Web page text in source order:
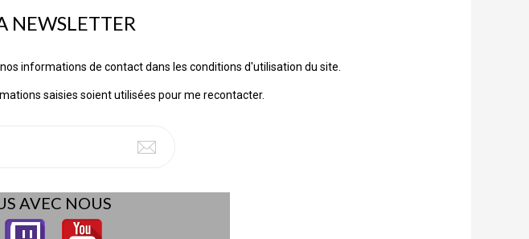
NEWSLETTER
informations de contact dans les conditions d'utilisation du site.
saisies soient utilisées pour me recontacter.
AVEC NOUS